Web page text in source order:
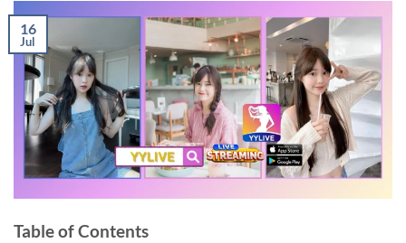
16
Jul
Table of Contents